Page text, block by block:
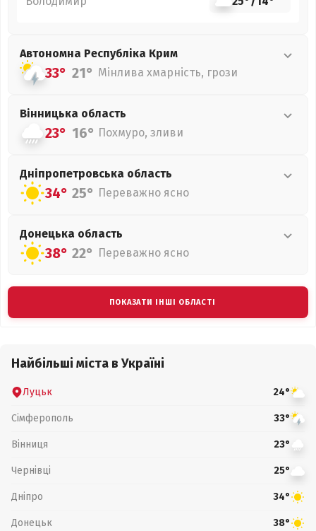
Автономна Республіка Крим
33° 21° Мінлива хмарність, грози
Вінницька область
23° 16° Похмуро, зливи
Дніпропетровська область
34° 25° Переважно ясно
Донецька область
38° 22° Переважно ясно
ПОКАЗАТИ ІНШІ ОБЛАСТІ
Найбільші міста в Україні
Луцьк 24°
Сімферополь 33°
Вінниця 23°
Чернівці 25°
Дніпро 34°
Донецьк 38°